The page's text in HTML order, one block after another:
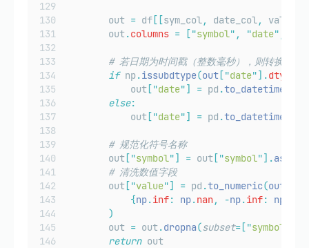
        out
= df [[sym_col, date_col, val_col
        out
.columns = ["symbol" , "date"
# 若日期为时间戳（整数毫秒），则转换为
if np .issubdtype(out ["date"].dtype
            out
["date"] = pd .to_datetime
else:
            out
["date"] = pd .to_datetime
# 规范化符号名称
        out
["symbol"] = out ["symbol"].astype
# 清洗数值字段
        out
["value"] = pd .to_numeric(out
{np.inf: np.nan, -np.inf: np
)
        out
= out.dropna(subset=["symbol
return out